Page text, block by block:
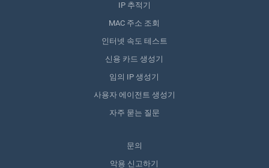
IP 추적기
MAC 주소 조회
인터넷 속도 테스트
신용 카드 생성기
임의 IP 생성기
사용자 에이전트 생성기
자주 묻는 질문
문의
악용 신고하기